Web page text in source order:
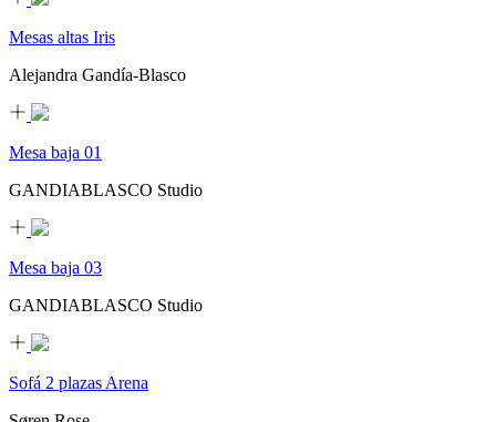
Mesas altas Iris
Alejandra Gandía-Blasco
Mesa baja 01
GANDIABLASCO Studio
Mesa baja 03
GANDIABLASCO Studio
Sofá 2 plazas Arena